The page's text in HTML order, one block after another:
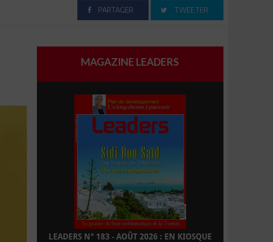
PARTAGER TWEETER
MAGAZINE LEADERS
LEADERS N° 183 - AOÛT 2026 : EN KIOSQUE